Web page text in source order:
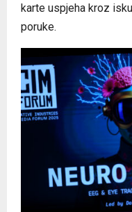
karte uspjeha kroz
poruke.